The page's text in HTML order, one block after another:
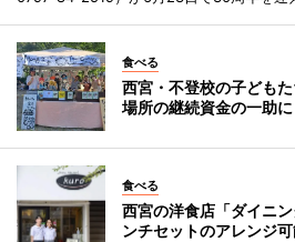
食べる
西宮・不登校の子ども
場所の継続資金の一助に
食べる
西宮の洋食店「ダイニ
ンチセットのアレンジ